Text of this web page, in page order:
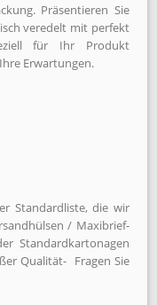
Präsentieren Sie
veredelt mit perfekt
für Ihr Produkt
Erwartungen.
Standardliste, die wir
/ Maxibrief­
Standard­kartonagen
Qualität- Fragen Sie